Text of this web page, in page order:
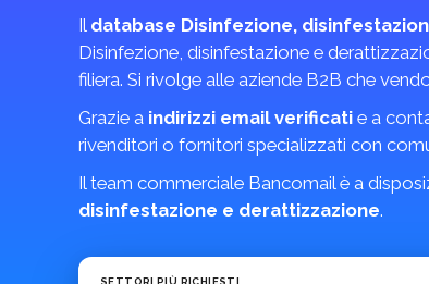
Il database Disinfezione,
Disinfezione, disinfestazione e
filiera. Si rivolge alle aziende B2B che
Grazie a indirizzi email verificati e a
rivenditori o fornitori specializzati con
Il team commerciale Bancomail è a
disinfestazione e derattizzazione.
SETTORI PIÙ RICHIESTI